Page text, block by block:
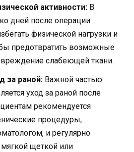
активности: В
дней после операции
физической нагрузки и
предотвратить возможные
слабеющей ткани.
за раной: Важной частью
уход за раной после
рекомендуется
процедуры,
и регулярно
щеткой или